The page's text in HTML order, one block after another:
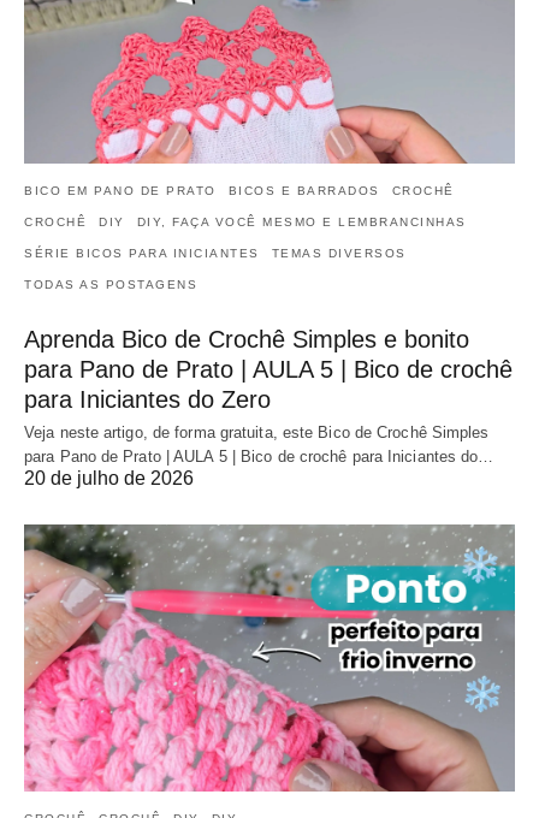
BICO EM PANO DE PRATO BICOS E BARRADOS CROCHÊ
CROCHÊ DIY DIY, FAÇA VOCÊ MESMO E LEMBRANCINHAS
SÉRIE BICOS PARA INICIANTES TEMAS DIVERSOS
TODAS AS POSTAGENS
Aprenda Bico de Crochê Simples e bonito
para Pano de Prato | AULA 5 | Bico de crochê
para Iniciantes do Zero
Veja neste artigo, de forma gratuita, este Bico de Crochê Simples
para Pano de Prato | AULA 5 | Bico de crochê para Iniciantes do…
20 de julho de 2026